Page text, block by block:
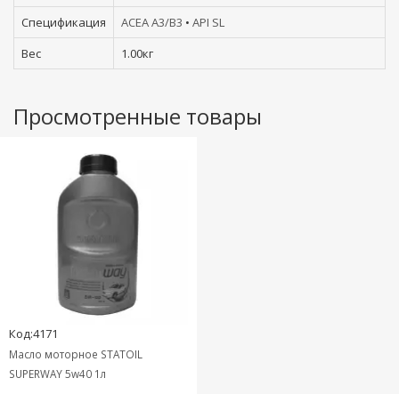
Спецификация
ACEA A3/B3 • API SL
Вес
1.00кг
Просмотренные товары
Код:4171
Масло моторное STATOIL
SUPERWAY 5w40 1л